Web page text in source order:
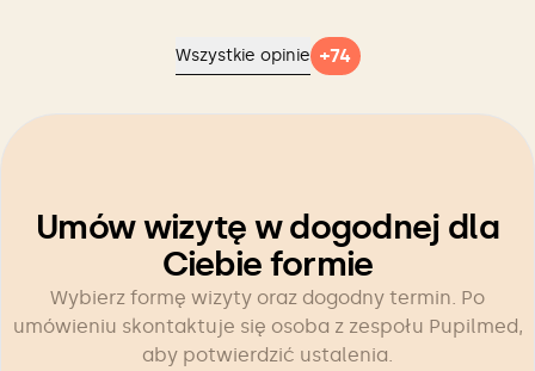
Wszystkie opinie +74
Umów wizytę w dogodnej dla
Ciebie formie
Wybierz formę wizyty oraz dogodny termin. Po
umówieniu skontaktuje się osoba z zespołu Pupilmed,
aby potwierdzić ustalenia.